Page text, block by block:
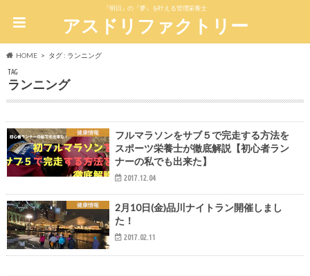
『明日』の『夢』を叶える管理栄養士
アスドリファクトリー
HOME タグ : ランニング
TAG
ランニング
健康情報
フルマラソンをサブ５で完走する方法を
スポーツ栄養士が徹底解説【初心者ラン
ナーの私でも出来た】
2017.12.04
健康情報
2月10日(金)品川ナイトラン開催しまし
た！
2017.02.11